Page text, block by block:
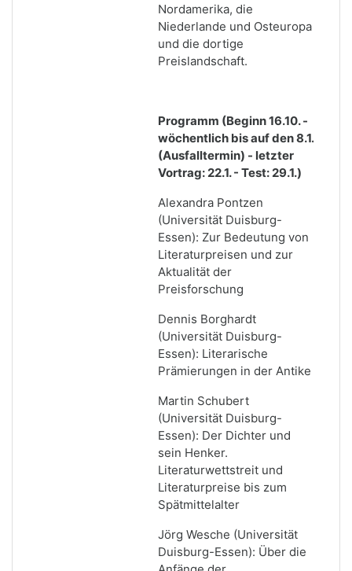
Nordamerika, die
Niederlande und Osteuropa
und die dortige
Preislandschaft.
Programm (Beginn 16.10. -
wöchentlich bis auf den 8.1.
(Ausfalltermin) - letzter
Vortrag: 22.1. - Test: 29.1.)
Alexandra Pontzen
(Universität Duisburg-
Essen): Zur Bedeutung von
Literaturpreisen und zur
Aktualität der
Preisforschung
Dennis Borghardt
(Universität Duisburg-
Essen): Literarische
Prämierungen in der Antike
Martin Schubert
(Universität Duisburg-
Essen): Der Dichter und
sein Henker.
Literaturwettstreit und
Literaturpreise bis zum
Spätmittelalter
Jörg Wesche (Universität
Duisburg-Essen): Über die